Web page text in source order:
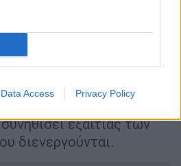
Data Access Privacy Policy
ότι την επόμενη
σταθεροποίηση
ωστόσο ο Νίκος
πως ο αριθμός των
εξαιτίας των
διενεργούνται.